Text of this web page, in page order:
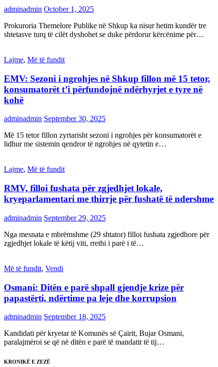
adminadmin October 1, 2025
Prokuroria Themelore Publike në Shkup ka nisur hetim kundër tre
shtetasve turq të cilët dyshohet se duke përdorur kërcënime për…
Lajme, Më të fundit
EMV: Sezoni i ngrohjes në Shkup fillon më 15 tetor,
konsumatorët t’i përfundojnë ndërhyrjet e tyre në
kohë
adminadmin September 30, 2025
Më 15 tetor fillon zyrtarisht sezoni i ngrohjes për konsumatorët e
lidhur me sistemin qendror të ngrohjes në qytetin e…
Lajme, Më të fundit
RMV, filloi fushata për zgjedhjet lokale,
kryeparlamentari me thirrje për fushatë të ndershme
adminadmin September 29, 2025
Nga mesnata e mbrëmshme (29 shtator) filloi fushata zgjedhore për
zgjedhjet lokale të këtij viti, rrethi i parë i të…
Më të fundit, Vendi
Osmani: Ditën e parë shpall gjendje krize për
papastërti, ndërtime pa leje dhe korrupsion
adminadmin September 18, 2025
Kandidati për kryetar të Komunës së Çairit, Bujar Osmani,
paralajmëroi se që në ditën e parë të mandatit të tij…
KRONIKË E ZEZË